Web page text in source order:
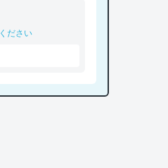
ださい